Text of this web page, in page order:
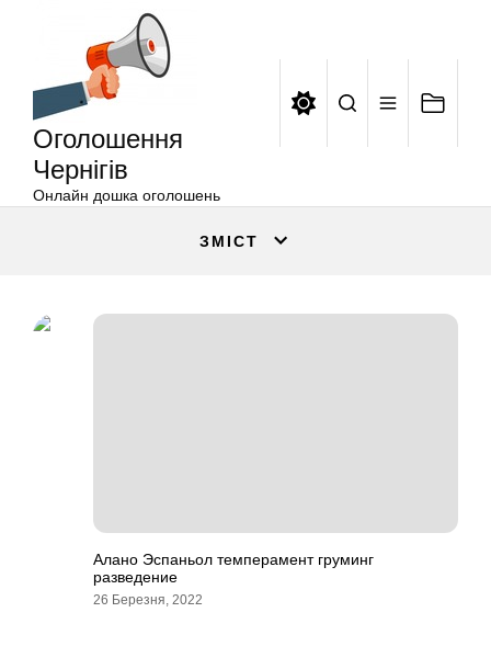
Оголошення
Чернігів
Онлайн дошка оголошень
ЗМІСТ
Алано Эспаньол темперамент груминг
разведение
26 Березня, 2022